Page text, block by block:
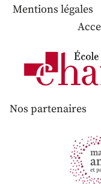
Mentions légales
Nos partenaires